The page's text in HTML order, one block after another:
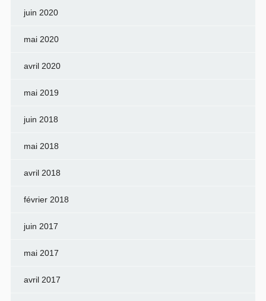
juin 2020
mai 2020
avril 2020
mai 2019
juin 2018
mai 2018
avril 2018
février 2018
juin 2017
mai 2017
avril 2017